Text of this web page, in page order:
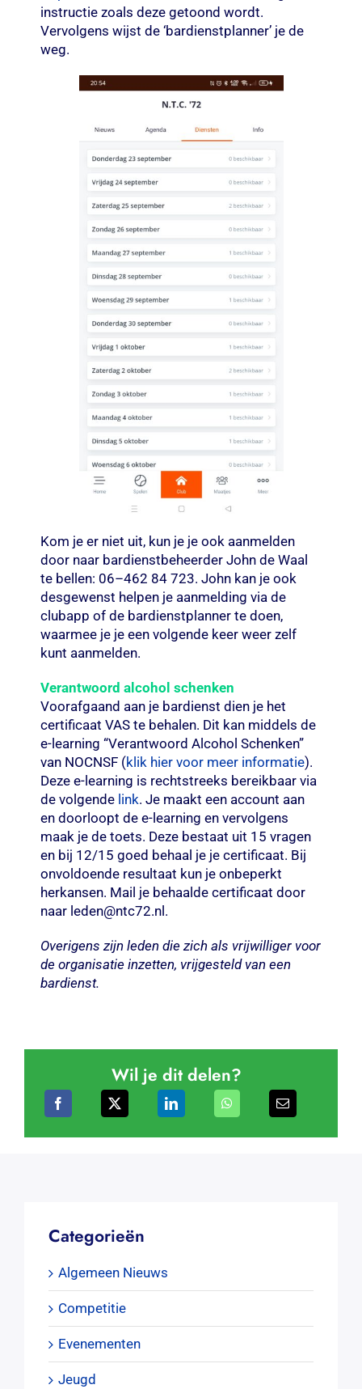
instructie zoals deze getoond wordt.
Vervolgens wijst de ‘bardienstplanner’ je de
weg.
Kom je er niet uit, kun je je ook aanmelden
door naar bardienstbeheerder John de Waal
te bellen: 06–462 84 723. John kan je ook
desgewenst helpen je aanmelding via de
clubapp of de bardienstplanner te doen,
waarmee je je een volgende keer weer zelf
kunt aanmelden.
Verantwoord alcohol schenken
Voorafgaand aan je bardienst dien je het
certificaat VAS te behalen. Dit kan middels de
e-learning “Verantwoord Alcohol Schenken”
van NOCNSF (klik hier voor meer informatie).
Deze e-learning is rechtstreeks bereikbaar via
de volgende link. Je maakt een account aan
en doorloopt de e-learning en vervolgens
maak je de toets. Deze bestaat uit 15 vragen
en bij 12/15 goed behaal je je certificaat. Bij
onvoldoende resultaat kun je onbeperkt
herkansen. Mail je behaalde certificaat door
naar leden@ntc72.nl.
Overigens zijn leden die zich als vrijwilliger voor
de organisatie inzetten, vrijgesteld van een
bardienst.
Wil je dit delen?
Categorieën
Algemeen Nieuws
Competitie
Evenementen
Jeugd